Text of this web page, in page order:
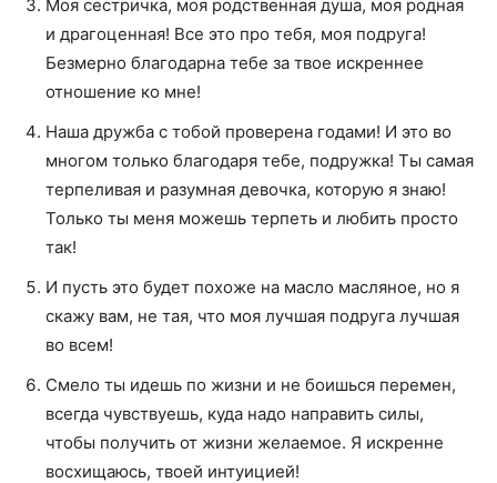
Моя сестричка, моя родственная душа, моя родная
и драгоценная! Все это про тебя, моя подруга!
Безмерно благодарна тебе за твое искреннее
отношение ко мне!
Наша дружба с тобой проверена годами! И это во
многом только благодаря тебе, подружка! Ты самая
терпеливая и разумная девочка, которую я знаю!
Только ты меня можешь терпеть и любить просто
так!
И пусть это будет похоже на масло масляное, но я
скажу вам, не тая, что моя лучшая подруга лучшая
во всем!
Смело ты идешь по жизни и не боишься перемен,
всегда чувствуешь, куда надо направить силы,
чтобы получить от жизни желаемое. Я искренне
восхищаюсь, твоей интуицией!